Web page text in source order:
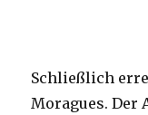
Schließlich
Moragues. Der